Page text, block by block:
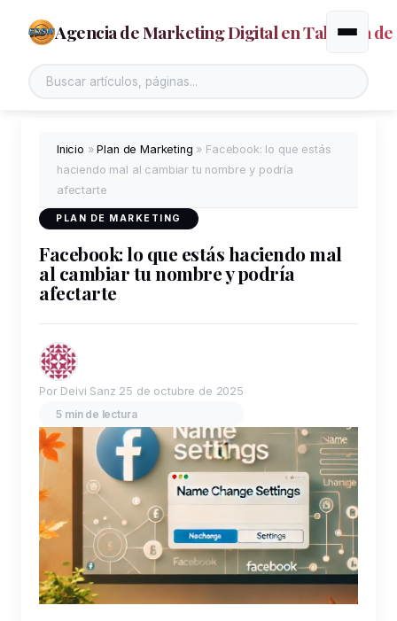
Agencia de Marketing Digital en Talavera de
Alternar
Inicio »Plan de Marketing » Facebook: lo que estás
haciendo mal al cambiar tu nombre y podría
afectarte
PLAN DE MARKETING
Facebook: lo que estás haciendo mal
al cambiar tu nombre y podría
afectarte
Por Deivi Sanz 25 de octubre de 2025
5 min de lectura